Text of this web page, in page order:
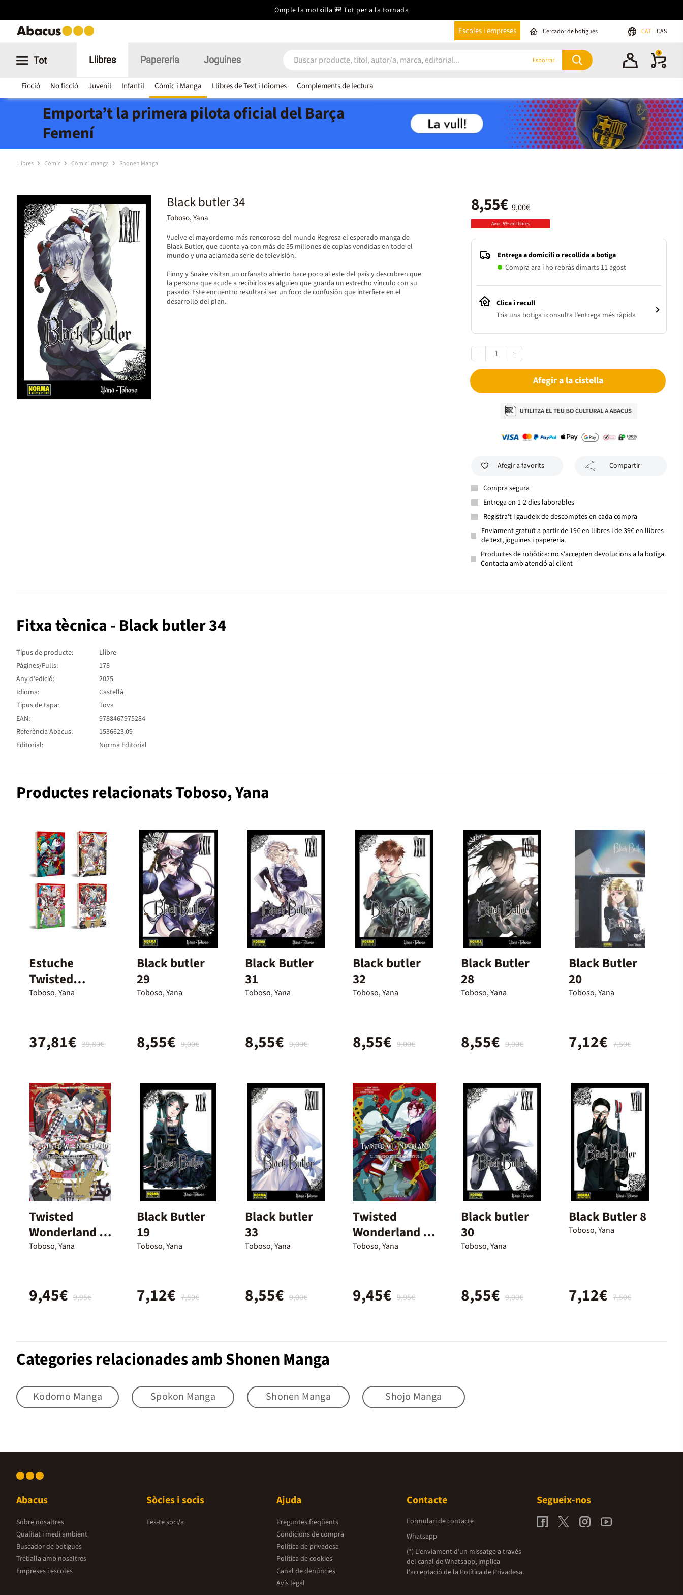
Omple la motxilla 🎒 Tot per a la tornada
Escoles i empreses Cercador de botigues CAT CAS
Tot Llibres
Ficció No ficció Juvenil Infantil Còmic i Manga Llibres de Text i Idiomes Complements de lectura
Papereria Joguines Esborrar
0
Emporta’t la primera pilota oficial del Barça
Femení
Llibres Còmic Còmic i manga Shonen Manga
Black butler 34
Toboso, Yana
Vuelve el mayordomo más rencoroso del mundo Regresa el esperado manga de
Black Butler, que cuenta ya con más de 35 millones de copias vendidas en todo el
mundo y una aclamada serie de televisión.
Finny y Snake visitan un orfanato abierto hace poco al este del país y descubren que
la persona que acude a recibirlos es alguien que guarda un estrecho vínculo con su
pasado. Este encuentro resultará ser un foco de confusión que interfiere en el
desarrollo del plan.
9,00€
8,55€
Avui -5% en llibres
Entrega a domicili o recollida a botiga
Compra ara i ho rebràs dimarts 11 agost
Clica i recull
Tria una botiga i consulta l’entrega més ràpida
Afegir a la cistella
Afegir a favorits Compartir
Compra segura
Entrega en 1-2 dies laborables
Registra't i gaudeix de descomptes en cada compra
Enviament gratuït a partir de 19€ en llibres i de 39€ en llibres
de text, joguines i papereria.
Productes de robòtica: no s'accepten devolucions a la botiga.
Contacta amb atenció al client
Fitxa tècnica - Black butler 34
Tipus de producte:
Llibre
Pàgines/Fulls:
178
Any d'edició:
2025
Idioma:
Castellà
Tipus de tapa:
Tova
EAN:
9788467975284
Referència Abacus:
1536623.09
Editorial:
Norma Editorial
Productes relacionats Toboso, Yana
Estuche
Twisted
Wonderland
Toboso, Yana
39,80€
37,81€
Black butler
29
Toboso, Yana
9,00€
8,55€
Black Butler
31
Toboso, Yana
9,00€
8,55€
Black butler
32
Toboso, Yana
9,00€
8,55€
Black Butler
28
Toboso, Yana
9,00€
8,55€
Black Butler
20
Toboso, Yana
7,50€
7,12€
Twisted
Wonderland nº
04/04
Toboso, Yana
9,95€
9,45€
Black Butler
19
Toboso, Yana
7,50€
7,12€
Black butler
33
Toboso, Yana
9,00€
8,55€
Twisted
Wonderland nº
01/04
Toboso, Yana
9,95€
9,45€
Black butler
30
Toboso, Yana
9,00€
8,55€
Black Butler 8
Toboso, Yana
7,50€
7,12€
Categories relacionades amb Shonen Manga
Kodomo Manga Spokon Manga Shonen Manga Shojo Manga
Abacus
Sobre nosaltres
Qualitat i medi ambient
Buscador de botigues
Treballa amb nosaltres
Empreses i escoles
Sòcies i socis
Fes-te soci/a
Ajuda
Preguntes freqüents
Condicions de compra
Política de privadesa
Política de cookies
Canal de denúncies
Avís legal
Contacte
Formulari de contacte
Whatsapp
(*) L'enviament d’un missatge a través
del canal de Whatsapp, implica
l'acceptació de la Política de Privadesa.
Segueix-nos